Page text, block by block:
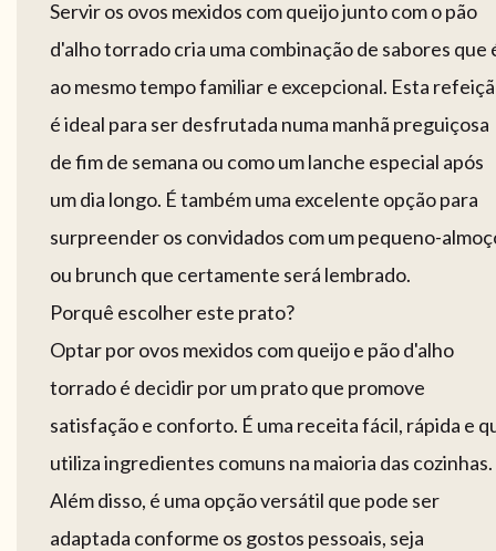
Servir os ovos mexidos com queijo junto com o pão
d'alho torrado cria uma combinação de sabores que
ao mesmo tempo familiar e excepcional. Esta
é ideal para ser desfrutada numa manhã preguiçosa
de fim de semana ou como um lanche especial após
um dia longo. É também uma excelente opção para
surpreender os convidados com um pequeno-
ou brunch que certamente será lembrado.
Porquê escolher este prato?
Optar por ovos mexidos com queijo e pão d'alho
torrado é decidir por um prato que promove
satisfação e conforto. É uma receita fácil, rápida e
utiliza ingredientes comuns na maioria das cozinhas.
Além disso, é uma opção versátil que pode ser
adaptada conforme os gostos pessoais, seja